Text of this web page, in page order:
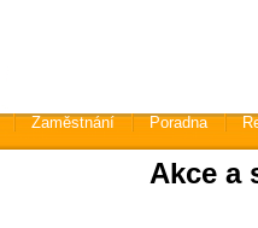
Zaměstnání Poradna
Akce a